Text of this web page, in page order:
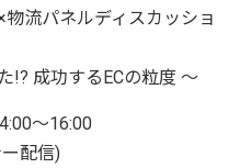
流パネルディスカッショ
!? 成功するECの粒度 ～
～16:00
配信)